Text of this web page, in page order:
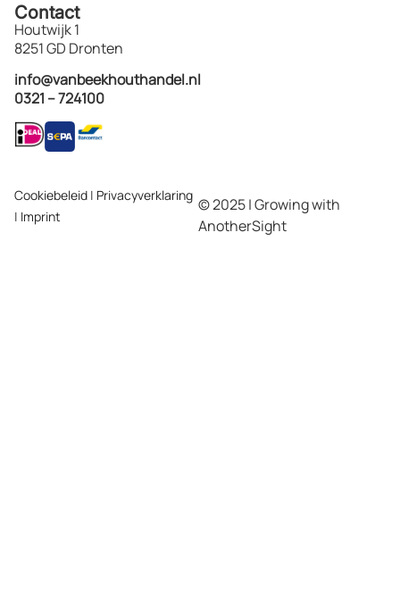
Contact
Houtwijk 1
8251 GD Dronten
info@vanbeekhouthandel.nl
0321 – 724100
© 2025 | Growing with
AnotherSight
Cookiebeleid | Privacyverklaring
| Imprint